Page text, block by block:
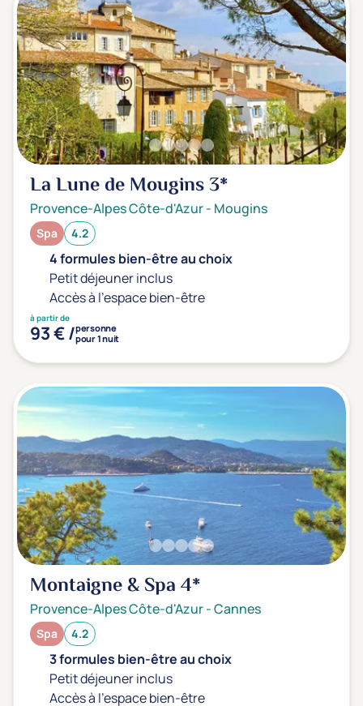
La Lune de Mougins3*
Provence-Alpes Côte-d'Azur- Mougins
Spa 4.2
4 formules bien-être au choix
Petit déjeuner inclus
Accès à l'espace bien-être
à partir de
93 € /personne
pour 1 nuit
Montaigne & Spa4*
Provence-Alpes Côte-d'Azur-Cannes
Spa 4.2
3 formules bien-être au choix
Petit déjeuner inclus
Accès à l'espace bien-être